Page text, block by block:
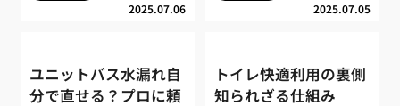
2025.07.06 2025.07.05
ユニットバス水漏れ自
分で直せる？プロに頼
トイレ快適利用の裏側
知られざる仕組み